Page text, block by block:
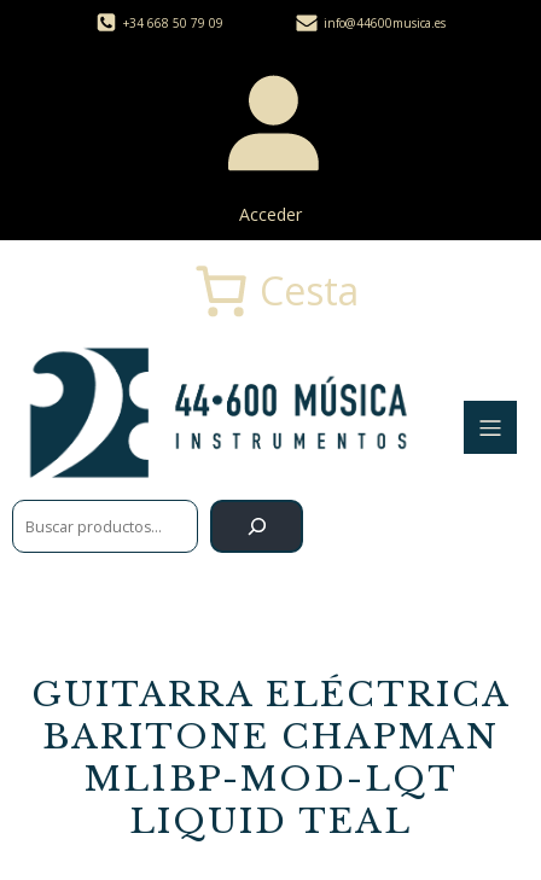
+34 668 50 79 09 info@44600musica.es
Acceder
Buscar
Cesta
GUITARRA ELÉCTRICA
BARITONE CHAPMAN
ML1BP-MOD-LQT
LIQUID TEAL